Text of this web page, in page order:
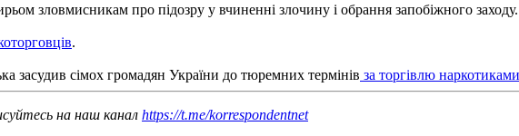
зловмисникам про підозру у вчиненні злочину і обрання запобіжного
.
засудив сімох громадян України до тюремних термінів за торгівлю
на наш канал https://t.me/korrespondentnet